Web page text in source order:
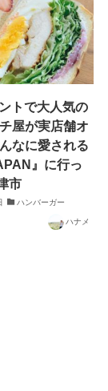
トで大人気の
屋が実店舗オ
なに愛される
』に行っ
市
ハンバーガー
ハナメ